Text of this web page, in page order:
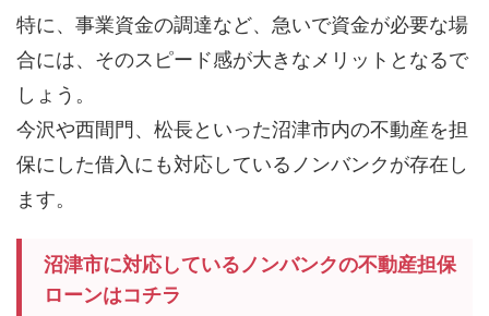
特に、事業資金の調達など、急いで資金が必要な場
合には、そのスピード感が大きなメリットとなるで
しょう。
今沢や西間門、松長といった沼津市内の不動産を担
保にした借入にも対応しているノンバンクが存在し
ます。
沼津市に対応しているノンバンクの不動産担保
ローンはコチラ